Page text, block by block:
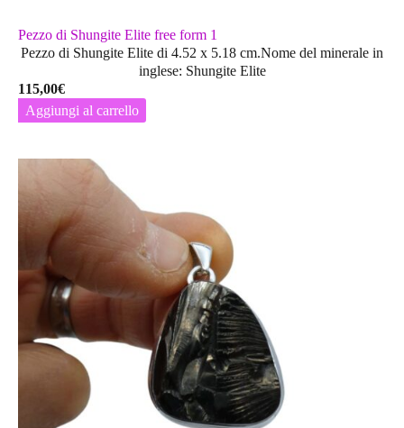
Pezzo di Shungite Elite free form 1
Pezzo di Shungite Elite di 4.52 x 5.18 cm.Nome del minerale in
inglese: Shungite Elite
115,00€
Aggiungi al carrello